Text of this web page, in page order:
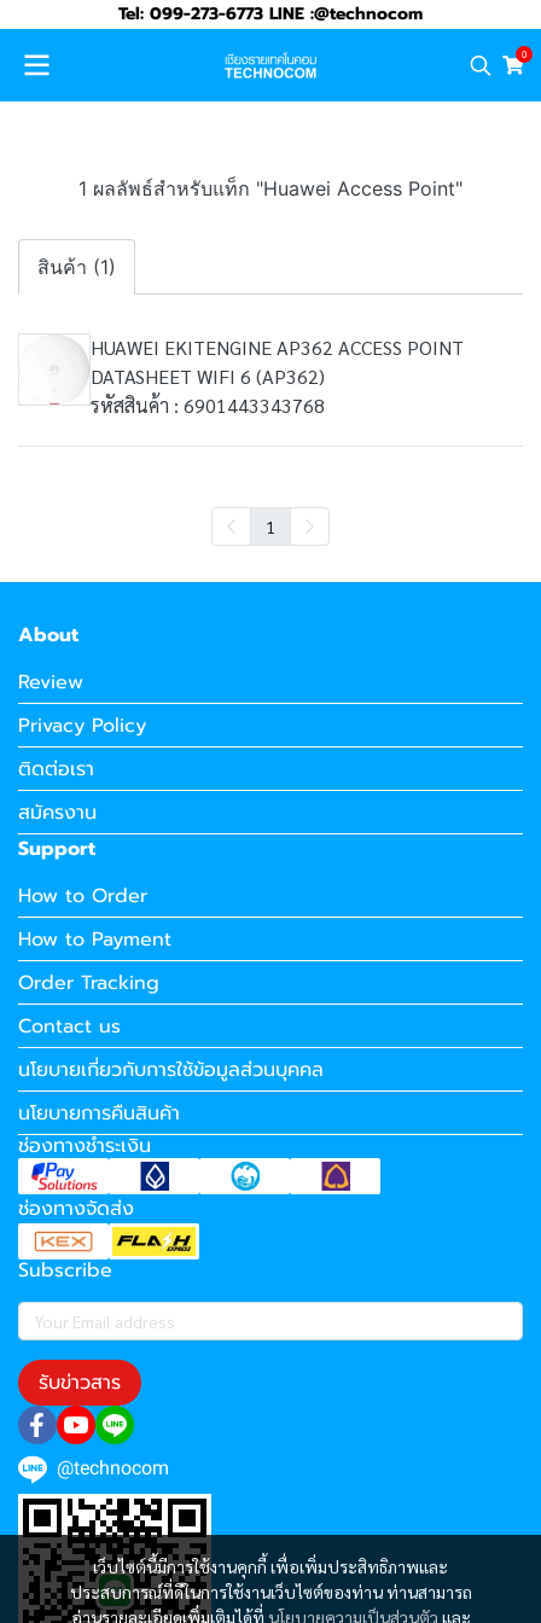
Tel: 099-273-6773 LINE :@technocom
0
1 ผลลัพธ์สำหรับแท็ก "Huawei Access Point"
สินค้า (1)
HUAWEI EKITENGINE AP362 ACCESS POINT
DATASHEET WIFI 6 (AP362)
รหัสสินค้า : 6901443343768
1
เว็บไซต์นี้มีการใช้งานคุกกี้ เพื่อเพิ่มประสิทธิภาพและ
ประสบการณ์ที่ดีในการใช้งานเว็บไซต์ของท่าน ท่านสามารถ
อ่านรายละเอียดเพิ่มเติมได้ที่ นโยบายความเป็นส่วนตัว และ
About
Review
Privacy Policy
ติดต่อเรา
สมัครงาน
Support
How to Order
How to Payment
Order Tracking
Contact us
นโยบายเกี่ยวกับการใช้ข้อมูลส่วนบุคคล
นโยบายการคืนสินค้า
ช่องทางชำระเงิน
ช่องทางจัดส่ง
Subscribe
รับข่าวสาร
@technocom